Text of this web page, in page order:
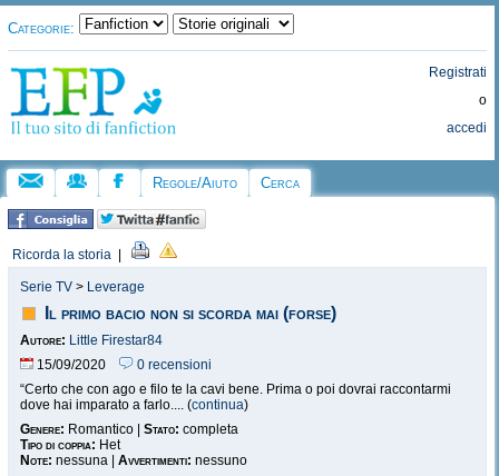
Categorie:
Registrati
o
accedi
Regole/Aiuto Cerca
Ricorda la storia
Serie TV > Leverage
Il primo bacio non si scorda mai (forse)
Autore: Little Firestar84
15/09/2020
0 recensioni
“Certo che con ago e filo te la cavi bene. Prima o poi dovrai raccontarmi
dove hai imparato a farlo.... (continua)
Genere: Romantico | Stato: completa
Tipo di coppia: Het
Note: nessuna | Avvertimenti: nessuno